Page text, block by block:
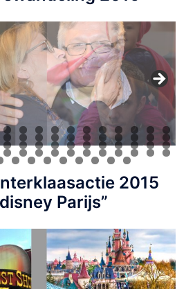
2015
Parijs”